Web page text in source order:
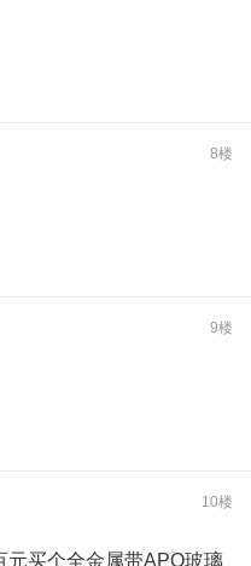
8楼
9楼
10楼
元买个全金属带APO玻璃